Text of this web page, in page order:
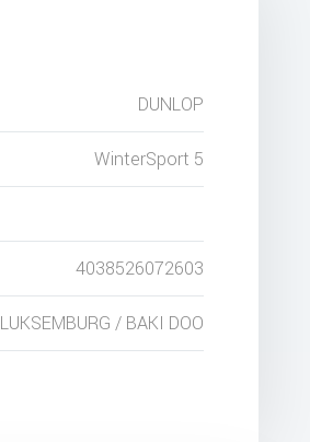
DUNLOP
WinterSport 5
4038526072603
LUKSEMBURG / BAKI DOO